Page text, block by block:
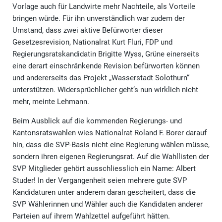
Vorlage auch für Landwirte mehr Nachteile, als Vorteile
bringen würde. Für ihn unverständlich war zudem der
Umstand, dass zwei aktive Befürworter dieser
Gesetzesrevision, Nationalrat Kurt Fluri, FDP und
Regierungsratskandidatin Brigitte Wyss, Grüne einerseits
eine derart einschränkende Revision befürworten können
und andererseits das Projekt „Wasserstadt Solothurn“
unterstützen. Widersprüchlicher geht’s nun wirklich nicht
mehr, meinte Lehmann.
Beim Ausblick auf die kommenden Regierungs- und
Kantonsratswahlen wies Nationalrat Roland F. Borer darauf
hin, dass die SVP-Basis nicht eine Regierung wählen müsse,
sondern ihren eigenen Regierungsrat. Auf die Wahllisten der
SVP Mitglieder gehört ausschliesslich ein Name: Albert
Studer! In der Vergangenheit seien mehrere gute SVP
Kandidaturen unter anderem daran gescheitert, dass die
SVP Wählerinnen und Wähler auch die Kandidaten anderer
Parteien auf ihrem Wahlzettel aufgeführt hätten.